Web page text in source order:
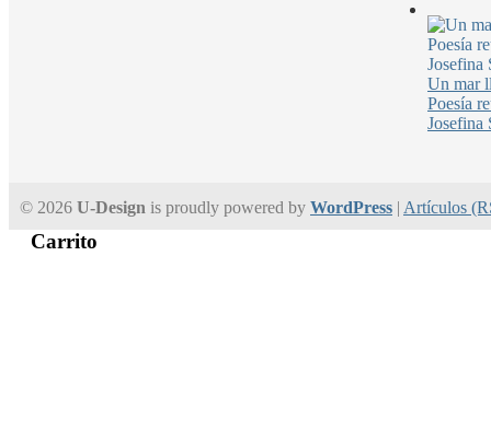
Un mar
Poesía
Josefina
© 2026 U-Design is proudly powered by WordPress | Artículos
Carrito